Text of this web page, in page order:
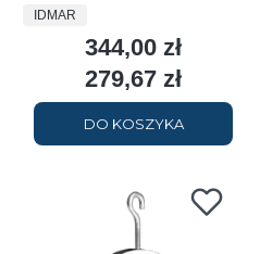
PRODUCENT
IDMAR
Cena
344,00 zł
Cena
279,67 zł
DO KOSZYKA